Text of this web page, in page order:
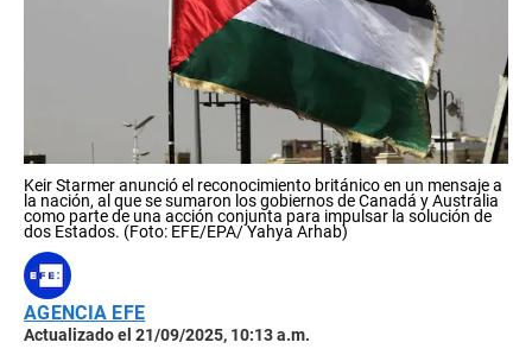
Keir Starmer anunció el reconocimiento británico en un mensaje a
la nación, al que se sumaron los gobiernos de Canadá y Australia
como parte de una acción conjunta para impulsar la solución de
dos Estados. (Foto: EFE/EPA/ Yahya Arhab)
AGENCIA EFE
Actualizado el 21/09/2025, 10:13 a.m.